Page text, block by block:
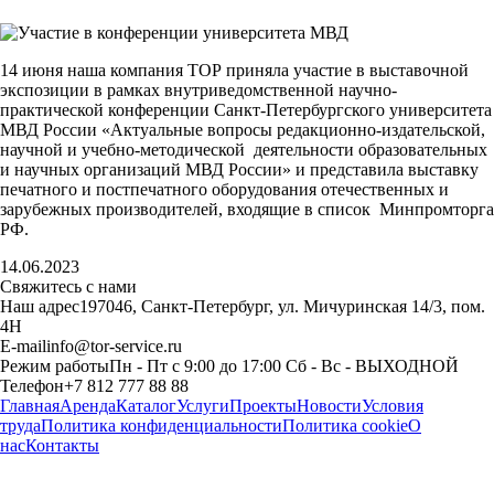
14 июня наша компания ТОР приняла участие в выставочной
экспозиции в рамках внутриведомственной научно-
практической конференции Санкт-Петербургского университета
МВД России «Актуальные вопросы редакционно-издательской,
научной и учебно-методической деятельности образовательных
и научных организаций МВД России» и представила выставку
печатного и постпечатного оборудования отечественных и
зарубежных производителей, входящие в список Минпромторга
РФ.
14.06.2023
Свяжитесь с нами
Наш адрес197046, Санкт-Петербург, ул. Мичуринская 14/3, пом.
4Н
E-mailinfo@tor-service.ru
Режим работыПн - Пт с 9:00 до 17:00 Сб - Вс - ВЫХОДНОЙ
Телефон+7 812 777 88 88
ГлавнаяАрендаКаталогУслугиПроектыНовостиУсловия
трудаПолитика конфиденциальностиПолитика cookieО
насКонтакты